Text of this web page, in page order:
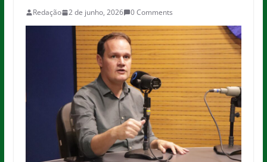
Redação 2 de junho, 2026 0 Comments